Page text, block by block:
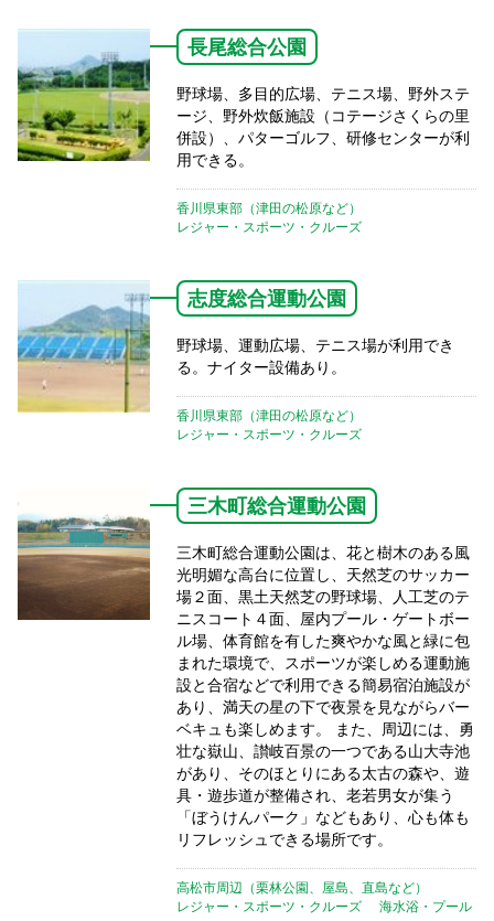
長尾総合公園
野球場、多目的広場、テニス場、野外ステ
ージ、野外炊飯施設（コテージさくらの里
併設）、パターゴルフ、研修センターが利
用できる。
香川県東部（津田の松原など）
レジャー・スポーツ・クルーズ
志度総合運動公園
野球場、運動広場、テニス場が利用でき
る。ナイター設備あり。
香川県東部（津田の松原など）
レジャー・スポーツ・クルーズ
三木町総合運動公園
三木町総合運動公園は、花と樹木のある風
光明媚な高台に位置し、天然芝のサッカー
場２面、黒土天然芝の野球場、人工芝のテ
ニスコート４面、屋内プール・ゲートボー
ル場、体育館を有した爽やかな風と緑に包
まれた環境で、スポーツが楽しめる運動施
設と合宿などで利用できる簡易宿泊施設が
あり、満天の星の下で夜景を見ながらバー
ベキュも楽しめます。 また、周辺には、勇
壮な嶽山、讃岐百景の一つである山大寺池
があり、そのほとりにある太古の森や、遊
具・遊歩道が整備され、老若男女が集う
「ぼうけんパーク」などもあり、心も体も
リフレッシュできる場所です。
高松市周辺（栗林公園、屋島、直島など）
レジャー・スポーツ・クルーズ
海水浴・プール